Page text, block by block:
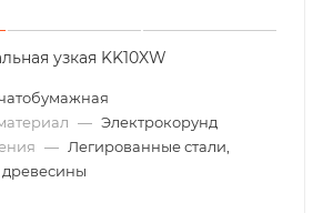
узкая KK10XW
— Электрокорунд
— Легированные стали,